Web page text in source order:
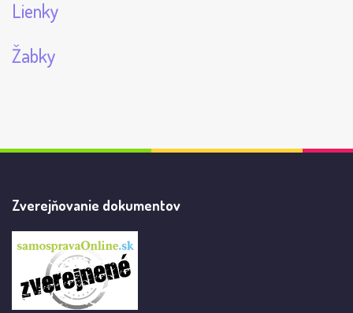
Lienky
Žabky
Zverejňovanie dokumentov